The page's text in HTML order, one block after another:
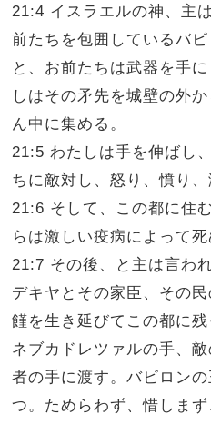
21:4 イスラエルの神、主
前たちを包囲しているバ
と、お前たちは武器を手
しはその矛先を城壁の外
ん中に集める。
21:5 わたしは手を伸ばし
ちに敵対し、怒り、憤り、
21:6 そして、この都に住
らは激しい疫病によって死
21:7 その後、と主は言わ
デキヤとその家臣、その
饉を生き延びてこの都に
ネブカドレツァルの手、
者の手に渡す。バビロン
つ。ためらわず、惜しまず